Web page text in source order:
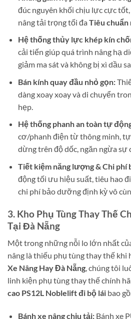
đúc nguyên khối chịu lực cực
nâng tải trọng tối đa Tiêu chuẩn
Hệ thống thủy lực khép kín
cải tiến giúp quá trình nâng hạ
giảm ma sát và không bị xì dầu
Bán kính quay đầu nhỏ gọn:
dàng xoay xoay và di chuyển
hẹp.
Hệ thống phanh an toàn tự
cơ/phanh điện từ thông minh,
dừng trên độ dốc, ngăn ngừa sự
Tiết kiệm năng lượng & Chi phí
động tối ưu hiệu suất, tiêu hao
chi phí bảo dưỡng định kỳ vô
3. Kho Phụ Tùng Thay Thế
Tại Đà Nẵng
Một trong những nỗi lo lớn nhất
nâng là thiếu phụ tùng thay thế khi
Xe Nâng Hay Đà Nẵng, chúng tôi
linh kiện phụ tùng thay thế chính
cao PS12L Noblelift đi bộ lái bao
Bánh xe nâng chịu tải:Bánh xe